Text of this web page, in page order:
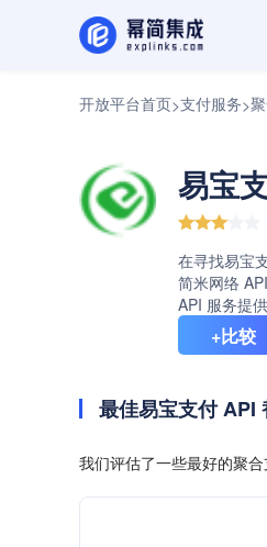
开放平台首页>支付服务>
易宝
在寻找易宝
简米网络
API 服务提
+比较
最佳易宝支付 API
我们评估了一些最好的聚